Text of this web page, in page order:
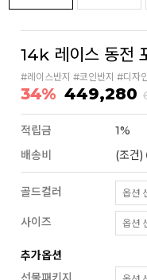
14k 레이스 동전
#레이스반지 #코인반지 #디자
34% 449,280
적립금
1%
배송비
(조건)
골드컬러
사이즈
추가옵션